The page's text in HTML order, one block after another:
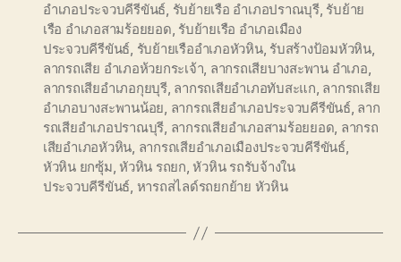
อำเภอประจวบคีรีขันธ์, รับย้ายเรือ อำเภอปราณบุรี, รับย้าย
เรือ อำเภอสามร้อยยอด, รับย้ายเรือ อำเภอเมือง
ประจวบคีรีขันธ์, รับย้ายเรืออำเภอหัวหิน, รับสร้างป้อมหัวหิน,
ลากรถเสีย อำเภอห้วยกระเจ้า, ลากรถเสียบางสะพาน อำเภอ,
ลากรถเสียอำเภอกุยบุรี, ลากรถเสียอำเภอทับสะแก, ลากรถเสีย
อำเภอบางสะพานน้อย, ลากรถเสียอำเภอประจวบคีรีขันธ์, ลาก
รถเสียอำเภอปราณบุรี, ลากรถเสียอำเภอสามร้อยยอด, ลากรถ
เสียอำเภอหัวหิน, ลากรถเสียอำเภอเมืองประจวบคีรีขันธ์,
หัวหิน ยกซุ้ม,หัวหิน รถยก,หัวหิน รถรับจ้างใน
ประจวบคีรีขันธ์, หารถสไลด์รถยกย้าย หัวหิน